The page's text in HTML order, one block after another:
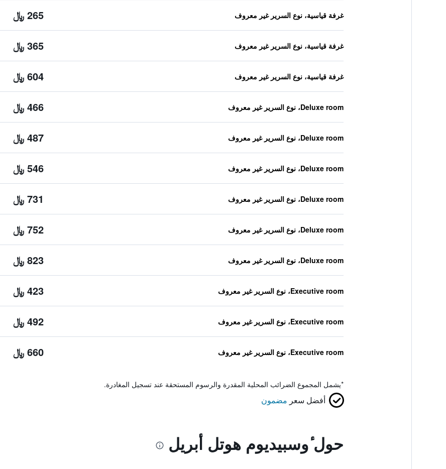
غرفة قياسية، نوع السرير غير معروف 265 ﷼
غرفة قياسية، نوع السرير غير معروف 365 ﷼
غرفة قياسية، نوع السرير غير معروف 604 ﷼
Deluxe room، نوع السرير غير معروف 466 ﷼
Deluxe room، نوع السرير غير معروف 487 ﷼
Deluxe room، نوع السرير غير معروف 546 ﷼
Deluxe room، نوع السرير غير معروف 731 ﷼
Deluxe room، نوع السرير غير معروف 752 ﷼
Deluxe room، نوع السرير غير معروف 823 ﷼
Executive room، نوع السرير غير معروف 423 ﷼
Executive room، نوع السرير غير معروف 492 ﷼
Executive room، نوع السرير غير معروف 660 ﷼
*يشمل المجموع الضرائب المحلية المقدرة والرسوم المستحقة عند تسجيل المغادرة.
أفضل سعر مضمون
حول ٔوسبيديوم هوتل أبريل